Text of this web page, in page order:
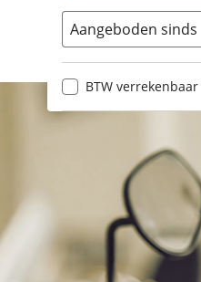
Aangeboden sinds
BTW verrekenbaar